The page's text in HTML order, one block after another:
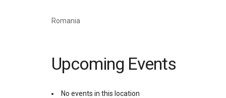
Romania
Upcoming Events
No events in this location